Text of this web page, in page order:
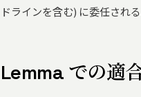
ドラインを含む) に委任され
Lemma での適